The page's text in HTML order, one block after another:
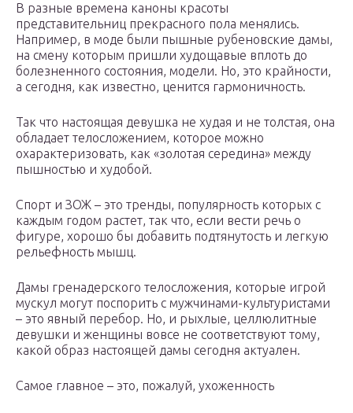
В разные времена каноны красоты
представительниц прекрасного пола менялись.
Например, в моде были пышные рубеновские дамы,
на смену которым пришли худощавые вплоть до
болезненного состояния, модели. Но, это крайности,
а сегодня, как известно, ценится гармоничность.
Так что настоящая девушка не худая и не толстая, она
обладает телосложением, которое можно
охарактеризовать, как «золотая середина» между
пышностью и худобой.
Спорт и ЗОЖ – это тренды, популярность которых с
каждым годом растет, так что, если вести речь о
фигуре, хорошо бы добавить подтянутость и легкую
рельефность мышц.
Дамы гренадерского телосложения, которые игрой
мускул могут поспорить с мужчинами-культуристами
– это явный перебор. Но, и рыхлые, целлюлитные
девушки и женщины вовсе не соответствуют тому,
какой образ настоящей дамы сегодня актуален.
Самое главное – это, пожалуй, ухоженность